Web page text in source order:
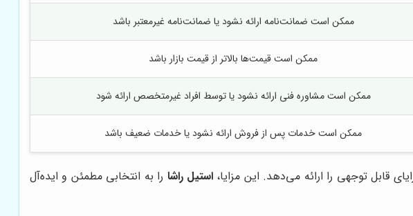
ممکن است ضمانت‌نامه ارائه نشود یا ضمانت‌نامه غیرمعتبر باشد
ممکن است قیمت‌ها بالاتر از قیمت بازار باشد
ممکن است مشاوره فنی ارائه نشود یا توسط افراد غیرمتخصص ارائه شود
ممکن است خدمات پس از فروش ارائه نشود یا خدمات ضعیف باشد
استیل راشا را به انتخابی مطمئن و ایده‌آل